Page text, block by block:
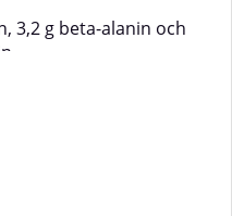
3,2 g beta-alanin och
PureWay-C™,